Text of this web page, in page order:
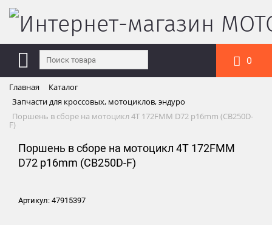
0
Главная
Каталог
Запчасти для кроссовых, мотоциклов, эндуро
Поршень в сборе на мотоцикл 4Т 172FMM D72 p16mm (CB250D-
F)
Поршень в сборе на мотоцикл 4Т 172FMM
D72 p16mm (CB250D-F)
Артикул: 47915397